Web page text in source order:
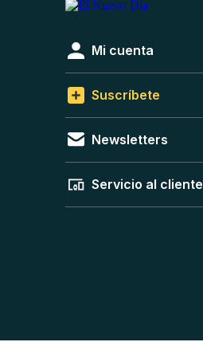
Mi cuenta
Suscríbete
Newsletters
Servicio al cliente